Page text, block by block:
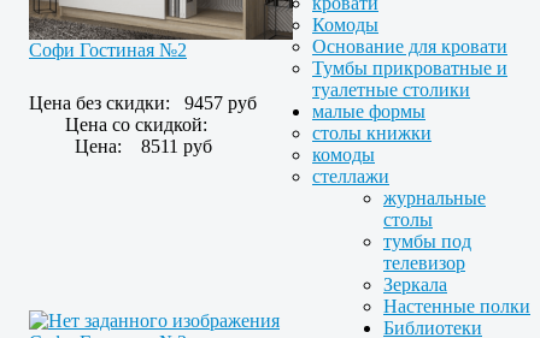
Софи Гостиная №2
Цена без скидки:
9457 руб
Цена со скидкой:
Цена:
8511 руб
Комоды
Основание для кровати
Тумбы прикроватные и
туалетные столики
малые формы
столы книжки
комоды
стеллажи
журнальные
столы
тумбы под
телевизор
Зеркала
Настенные полки
Библиотеки